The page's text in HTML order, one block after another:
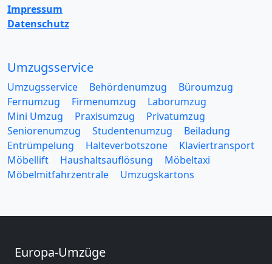
Impressum
Datenschutz
Umzugsservice
Umzugsservice Behördenumzug
Büroumzug
Fernumzug
Firmenumzug
Laborumzug
Mini Umzug
Praxisumzug
Privatumzug
Seniorenumzug
Studentenumzug
Beiladung
Entrümpelung
Halteverbotszone
Klaviertransport
Möbellift
Haushaltsauflösung
Möbeltaxi
Möbelmitfahrzentrale
Umzugskartons
Europa-Umzüge